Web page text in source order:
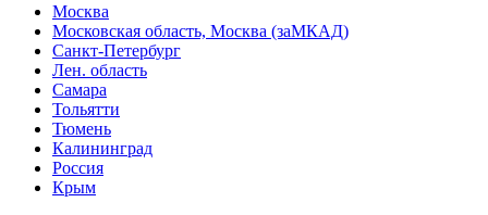
Москва
Московская область, Москва (заМКАД)
Санкт-Петербург
Лен. область
Самара
Тольятти
Тюмень
Калининград
Россия
Крым